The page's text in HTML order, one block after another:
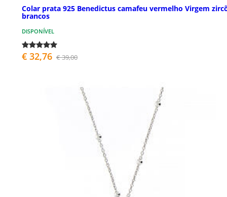
Colar prata 925 Benedictus camafeu vermelho Virgem
brancos
DISPONÍVEL
€ 32,76 € 39,00